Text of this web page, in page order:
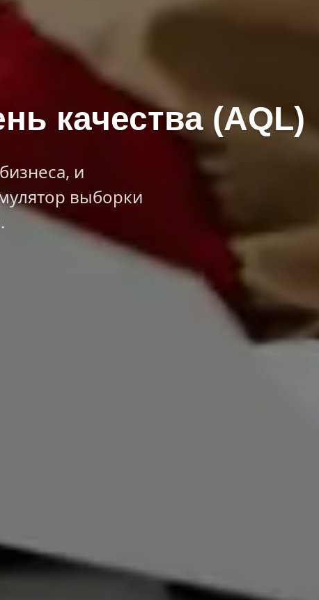
качества (AQL)
и
выборки